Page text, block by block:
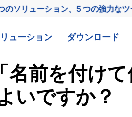
ソリューション、5 つの強力な
ューション ダウンロード
名前を付け
いですか？